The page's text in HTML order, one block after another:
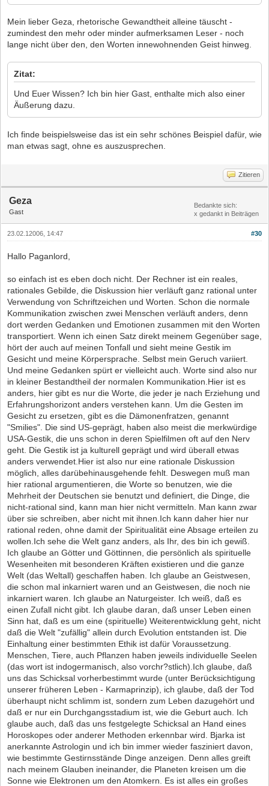
Mein lieber Geza, rhetorische Gewandtheit alleine täuscht -
zumindest den mehr oder minder aufmerksamen Leser - noch
lange nicht über den, den Worten innewohnenden Geist hinweg.
Zitat:
Und Euer Wissen? Ich bin hier Gast, enthalte mich also einer
Äußerung dazu.
Ich finde beispielsweise das ist ein sehr schönes Beispiel dafür, wie
man etwas sagt, ohne es auszusprechen.
Zitieren
Geza
Gast
Bedankte sich:
x gedankt in Beiträgen
#30
23.02.12006, 14:47
Hallo Paganlord,
so einfach ist es eben doch nicht. Der Rechner ist ein reales,
rationales Gebilde, die Diskussion hier verläuft ganz rational unter
Verwendung von Schriftzeichen und Worten. Schon die normale
Kommunikation zwischen zwei Menschen verläuft anders, denn
dort werden Gedanken und Emotionen zusammen mit den Worten
transportiert. Wenn ich einen Satz direkt meinem Gegenüber sage,
hört der auch auf meinen Tonfall und sieht meine Gestik im
Gesicht und meine Körpersprache. Selbst mein Geruch variiert.
Und meine Gedanken spürt er vielleicht auch. Worte sind also nur
in kleiner Bestandtheil der normalen Kommunikation.Hier ist es
anders, hier gibt es nur die Worte, die jeder je nach Erziehung und
Erfahrungshorizont anders verstehen kann. Um die Gesten im
Gesicht zu ersetzen, gibt es die Dämonenfratzen, genannt
"Smilies". Die sind US-geprägt, haben also meist die merkwürdige
USA-Gestik, die uns schon in deren Spielfilmen oft auf den Nerv
geht. Die Gestik ist ja kulturell geprägt und wird überall etwas
anders verwendet.Hier ist also nur eine rationale Diskussion
möglich, alles darübehinausgehende fehlt. Deswegen muß man
hier rational argumentieren, die Worte so benutzen, wie die
Mehrheit der Deutschen sie benutzt und definiert, die Dinge, die
nicht-rational sind, kann man hier nicht vermitteln. Man kann zwar
über sie schreiben, aber nicht mit ihnen.Ich kann daher hier nur
rational reden, ohne damit der Spiritualität eine Absage erteilen zu
wollen.Ich sehe die Welt ganz anders, als Ihr, des bin ich gewiß.
Ich glaube an Götter und Göttinnen, die persönlich als spirituelle
Wesenheiten mit besonderen Kräften existieren und die ganze
Welt (das Weltall) geschaffen haben. Ich glaube an Geistwesen,
die schon mal inkarniert waren und an Geistwesen, die noch nie
inkarniert waren. Ich glaube an Naturgeister. Ich weiß, daß es
einen Zufall nicht gibt. Ich glaube daran, daß unser Leben einen
Sinn hat, daß es um eine (spirituelle) Weiterentwicklung geht, nicht
daß die Welt "zufällig" allein durch Evolution entstanden ist. Die
Einhaltung einer bestimmten Ethik ist dafür Voraussetzung.
Menschen, Tiere, auch Pflanzen haben jeweils individuelle Seelen
(das wort ist indogermanisch, also vorchr?stlich).Ich glaube, daß
uns das Schicksal vorherbestimmt wurde (unter Berücksichtigung
unserer früheren Leben - Karmaprinzip), ich glaube, daß der Tod
überhaupt nicht schlimm ist, sondern zum Leben dazugehört und
daß er nur ein Durchgangsstadium ist, wie die Geburt auch. Ich
glaube auch, daß das uns festgelegte Schicksal an Hand eines
Horoskopes oder anderer Methoden erkennbar wird. Bjarka ist
anerkannte Astrologin und ich bin immer wieder fasziniert davon,
wie bestimmte Gestirnsstände Dinge anzeigen. Denn alles greift
nach meinem Glauben ineinander, die Planeten kreisen um die
Sonne wie Elektronen um den Atomkern. Es ist alles ein großes